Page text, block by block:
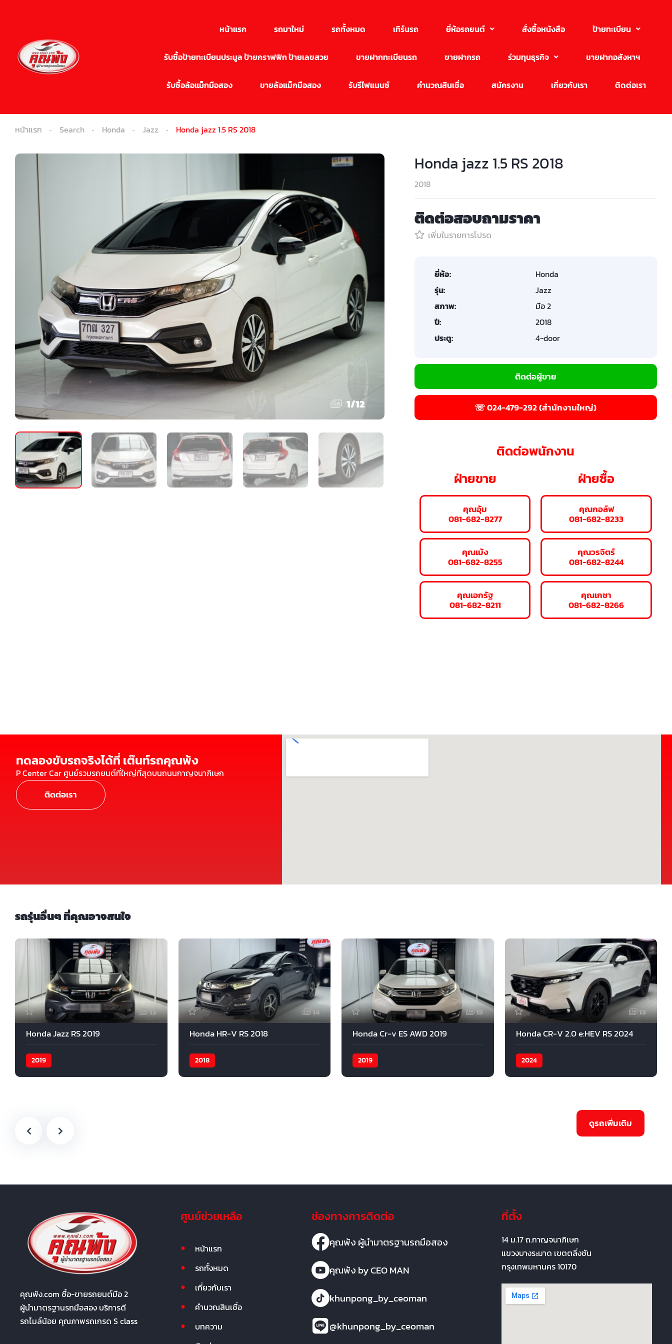
หน้าแรก รถมาใหม่ รถทั้งหมด เทิร์นรถ ยี่ห้อรถยนต์ สั่งซื้อหนังสือ ป้ายทะเบียน
รับซื้อป้ายทะเบียนประมูล ป้ายกราฟฟิก ป้ายเลขสวย ขายฝากทะเบียนรถ ขายฝากรถ ร่วมทุนธุรกิจ ขายฝากอสังหาฯ
รับซื้อล้อแม็กมือสอง ขายล้อแม็กมือสอง รับรีไฟแนนซ์ คำนวณสินเชื่อ สมัครงาน เกี่ยวกับเรา ติดต่อเรา
หน้าแรก Search Honda Jazz Honda jazz 1.5 RS 2018
1/12
Honda jazz 1.5 RS 2018
2018
ติดต่อสอบถามราคา
เพิ่มในรายการโปรด
ยี่ห้อ:
Honda
รุ่น:
Jazz
สภาพ:
มือ 2
ปี:
2018
ประตู:
4-door
ติดต่อผู้ขาย
☏ 024-479-292 (สำนักงานใหญ่)
ติดต่อพนักงาน
ฝ่ายขาย
คุณอุ้ม
081-682-8277
คุณเม้ง
081-682-8255
คุณเอกรัฐ
081-682-8211
ฝ่ายซื้อ
คุณกอล์ฟ
081-682-8233
คุณวรจิตร์
081-682-8244
คุณเกชา
081-682-8266
ทดลองขับรถจริงได้ที่ เต๊นท์รถคุณพ้ง
P Center Car ศูนย์รวมรถยนต์ที่ใหญ่ที่สุดบนถนนกาญจนาภิเษก
ติดต่อเรา
รถรุ่นอื่นๆ ที่คุณอาจสนใจ
12
Honda Jazz RS 2019
2019
14
Honda HR-V RS 2018
2018
15
Honda Cr-v ES AWD 2019
2019
13
Honda CR-V 2.0 e:HEV RS 2024
2024
คุณพ้ง.com ซื้อ-ขายรถยนต์มือ 2
ผู้นำมาตรฐานรถมือสอง บริการดี
รถไมล์น้อย คุณภาพรถเกรด S class
ศูนย์ช่วยเหลือ
หน้าแรก
รถทั้งหมด
เกี่ยวกับเรา
คำนวณสินเชื่อ
บทความ
ช่องทางการติดต่อ
คุณพ้ง ผู้นำมาตรฐานรถมือสอง
คุณพ้ง by CEO MAN
khunpong_by_ceoman
@khunpong_by_ceoman
ที่ตั้ง
14 ม.17 ถ.กาญจนาภิเษก
แขวงบางระมาด เขตตลิ่งชัน
กรุงเทพมหานคร 10170